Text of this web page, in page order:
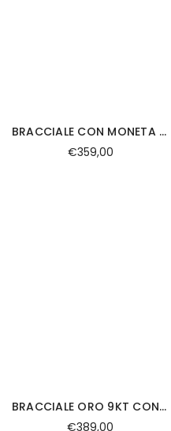
BRACCIALE CON MONETA ROSA DEI VENTI IN EMATITE
€359,00
BRACCIALE ORO 9KT CON TARGA E LACCIO
€389,00